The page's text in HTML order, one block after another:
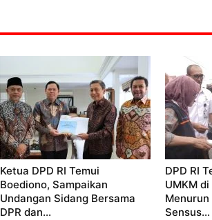
Ketua DPD RI Temui
Boediono, Sampaikan
Undangan Sidang Bersama
DPR dan...
DPD RI
UMKM
Sensus...